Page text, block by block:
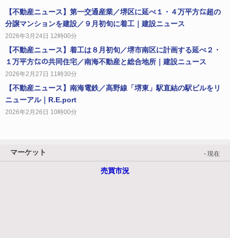
【不動産ニュース】第一交通産業／堺区に延べ１・４万平方㍍超の
分譲マンションを建設／９月初旬に着工｜建設ニュース
2026年3月24日 12時00分
【不動産ニュース】着工は８月初旬／堺市南区に計画する延べ２・
１万平方㍍の共同住宅／南海不動産と総合地所｜建設ニュース
2026年2月27日 11時30分
【不動産ニュース】南海電鉄／高野線「堺東」駅直結の駅ビルをリ
ニューアル｜R.E.port
2026年2月26日 10時00分
マーケット - 現在
売買市況